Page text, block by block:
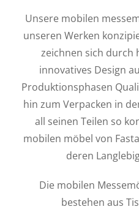
Unsere mobilen
unseren Werken
zeichnen sich durch
innovatives Design
Produktionsphasen
hin zum Verpacken in
all seinen Teilen so
mobilen möbel von
deren
Die mobilen
bestehen aus